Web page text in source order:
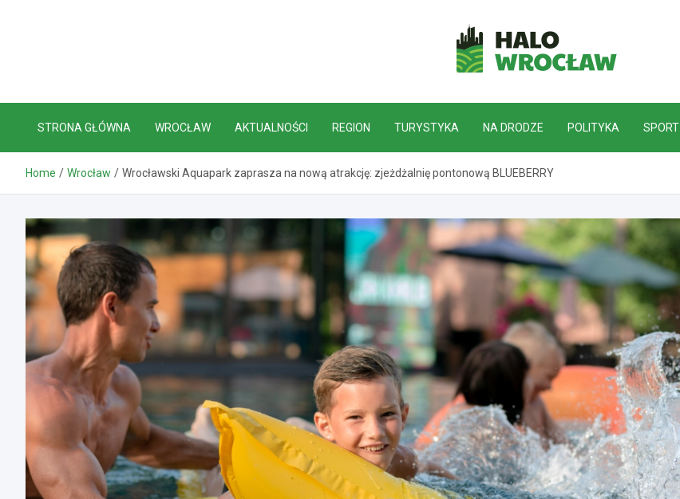
HaloWrocław.pl
STRONA GŁÓWNA WROCŁAW AKTUALNOŚCI REGION TURYSTYKA NA DRODZE POLITYKA SPORT
Home Wrocław Wrocławski Aquapark zaprasza na nową atrakcję: zjeżdżalnię pontonową BLUEBERRY